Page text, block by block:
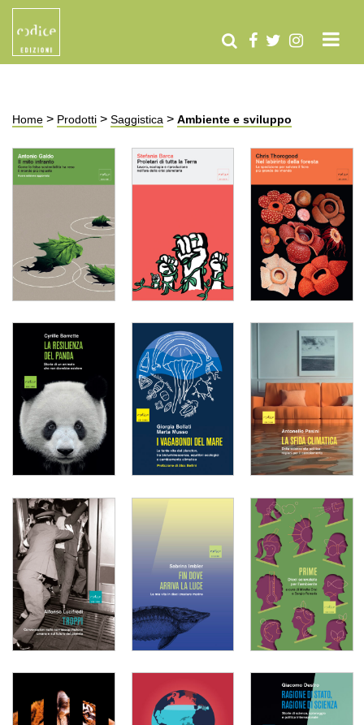
Home > Prodotti > Saggistica > Ambiente e sviluppo